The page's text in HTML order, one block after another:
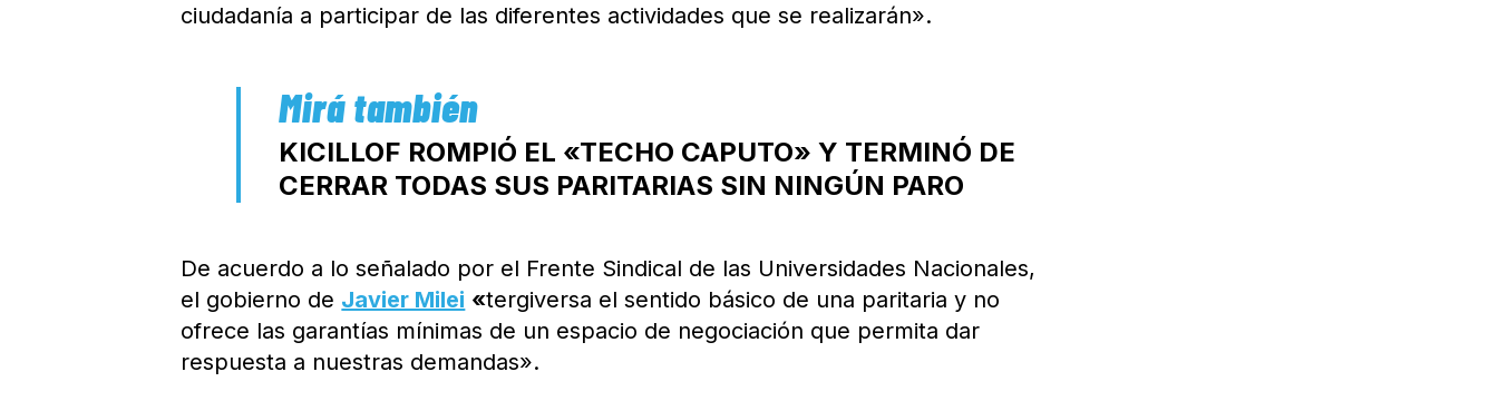
ciudadanía a participar de las diferentes actividades que se realizarán».
KICILLOF ROMPIÓ EL «TECHO CAPUTO» Y TERMINÓ DE
CERRAR TODAS SUS PARITARIAS SIN NINGÚN PARO
De acuerdo a lo señalado por el Frente Sindical de las Universidades Nacionales,
el gobierno de Javier Milei «tergiversa el sentido básico de una paritaria y no
ofrece las garantías mínimas de un espacio de negociación que permita dar
respuesta a nuestras demandas».